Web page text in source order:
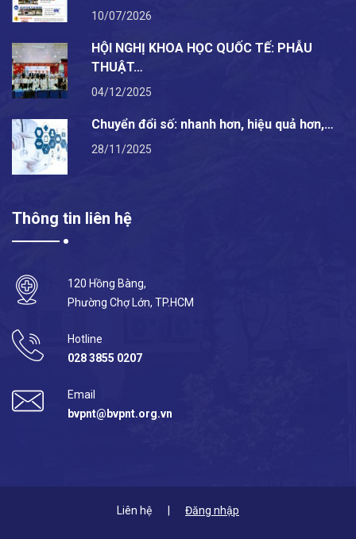
10/07/2026
HỘI NGHỊ KHOA HỌC QUỐC TẾ: PHẪU
THUẬT…
04/12/2025
Chuyển đổi số: nhanh hơn, hiệu quả hơn,…
28/11/2025
Thông tin liên hệ
120 Hồng Bàng,
Phường Chợ Lớn, TP.HCM
Hotline
028 3855 0207
Email
bvpnt@bvpnt.org.vn
Liên hệ Đăng nhập